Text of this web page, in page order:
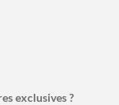
exclusives ?